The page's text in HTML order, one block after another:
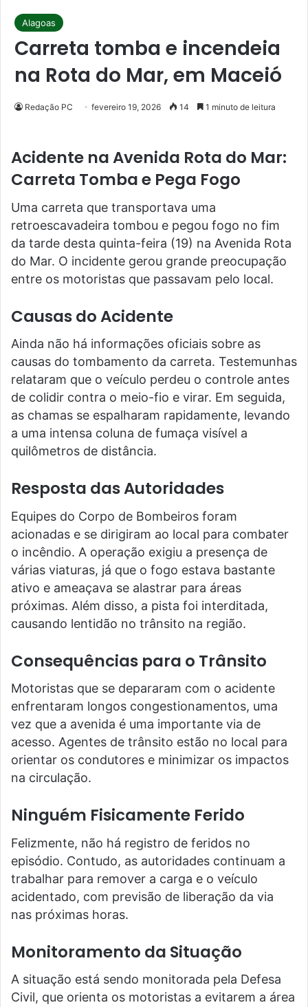
Alagoas
Carreta tomba e incendeia
na Rota do Mar, em Maceió
Redação PC fevereiro 19, 2026 14 1 minuto de leitura
Acidente na Avenida Rota do Mar:
Carreta Tomba e Pega Fogo
Uma carreta que transportava uma
retroescavadeira tombou e pegou fogo no fim
da tarde desta quinta-feira (19) na Avenida Rota
do Mar. O incidente gerou grande preocupação
entre os motoristas que passavam pelo local.
Causas do Acidente
Ainda não há informações oficiais sobre as
causas do tombamento da carreta. Testemunhas
relataram que o veículo perdeu o controle antes
de colidir contra o meio-fio e virar. Em seguida,
as chamas se espalharam rapidamente, levando
a uma intensa coluna de fumaça visível a
quilômetros de distância.
Resposta das Autoridades
Equipes do Corpo de Bombeiros foram
acionadas e se dirigiram ao local para combater
o incêndio. A operação exigiu a presença de
várias viaturas, já que o fogo estava bastante
ativo e ameaçava se alastrar para áreas
próximas. Além disso, a pista foi interditada,
causando lentidão no trânsito na região.
Consequências para o Trânsito
Motoristas que se depararam com o acidente
enfrentaram longos congestionamentos, uma
vez que a avenida é uma importante via de
acesso. Agentes de trânsito estão no local para
orientar os condutores e minimizar os impactos
na circulação.
Ninguém Fisicamente Ferido
Felizmente, não há registro de feridos no
episódio. Contudo, as autoridades continuam a
trabalhar para remover a carga e o veículo
acidentado, com previsão de liberação da via
nas próximas horas.
Monitoramento da Situação
A situação está sendo monitorada pela Defesa
Civil, que orienta os motoristas a evitarem a área